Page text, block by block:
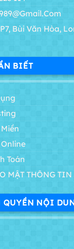
Bùi Văn Hòa,
BIẾT
Toán
MẬT THÔNG TIN
NỘI